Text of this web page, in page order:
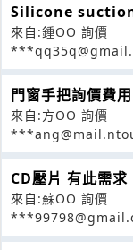
Silicone
來自:鍾OO 詢價
門窗手把詢價費用
來自:方OO 詢價
CD壓片 有此需求
來自:蘇OO 詢價